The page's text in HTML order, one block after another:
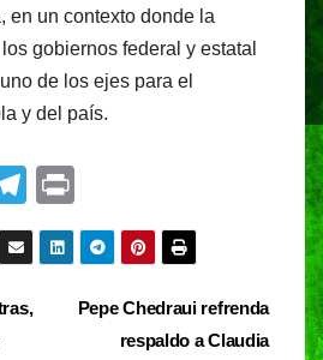
en un contexto donde la
gobiernos federal y estatal
de los ejes para el
y del país.
T
el
e
gr
in
t
Pepe Chedraui refrenda
respaldo a Claudia